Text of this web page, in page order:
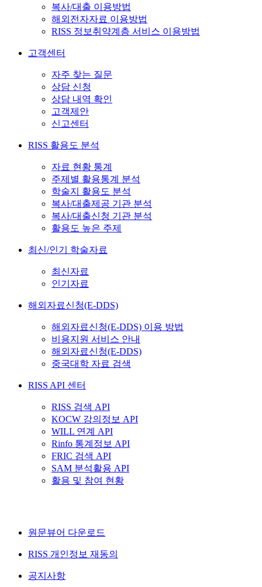
복사/대출 이용방법
해외전자자료 이용방법
RISS 정보취약계층 서비스 이용방법
고객센터
자주 찾는 질문
상담 신청
상담 내역 확인
고객제안
신고센터
RISS 활용도 분석
자료 현황 통계
주제별 활용통계 분석
학술지 활용도 분석
복사/대출제공 기관 분석
복사/대출신청 기관 분석
활용도 높은 주제
최신/인기 학술자료
최신자료
인기자료
해외자료신청(E-DDS)
해외자료신청(E-DDS) 이용 방법
비용지원 서비스 안내
해외자료신청(E-DDS)
중국대학 자료 검색
RISS API 센터
RISS 검색 API
KOCW 강의정보 API
WILL 연계 API
Rinfo 통계정보 API
FRIC 검색 API
SAM 분석활용 API
활용 및 참여 현황
원문뷰어 다운로드
RISS 개인정보 재동의
공지사항